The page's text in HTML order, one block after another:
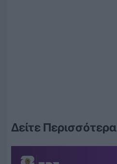
Δείτε Περισσότερα